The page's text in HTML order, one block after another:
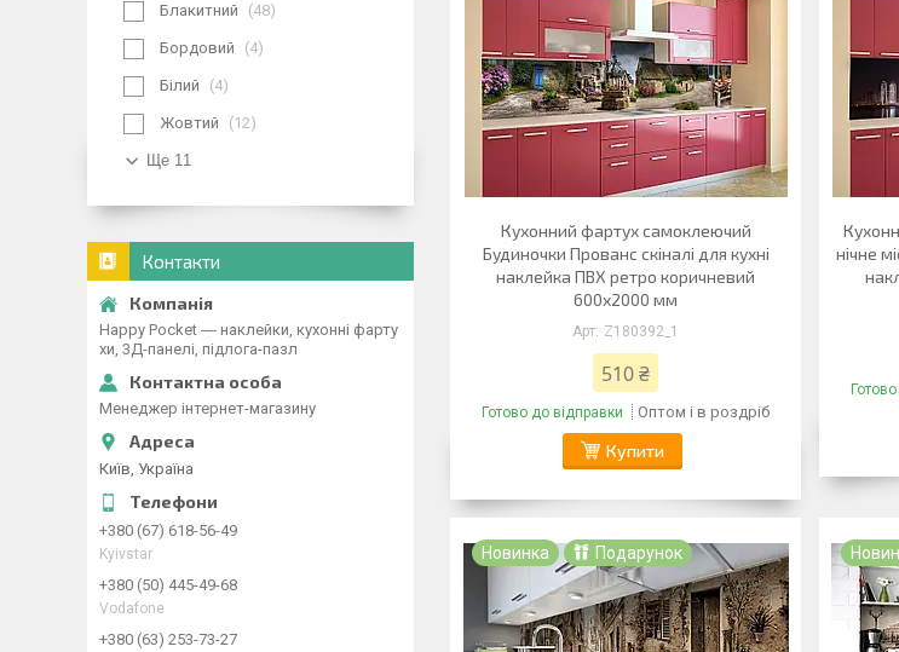
Кухонний фартух самоклеючий
Будиночки Прованс скіналі для кухні
наклейка ПВХ ретро коричневий
600х2000 мм
Z180392_1
510 ₴
Готово до відправки Оптом і в роздріб
Купити
нічне
Новинка Подарунок
Блакитний 48
Бордовий 4
Білий 4
Жовтий 12
Ще 11
Контакти
Happy Pocket ― наклейки, кухонні фарту
хи, 3Д-панелі, підлога-пазл
Менеджер інтернет-магазину
Київ, Україна
+380 (67) 618-56-49
Kyivstar
+380 (50) 445-49-68
Vodafone
+380 (63) 253-73-27